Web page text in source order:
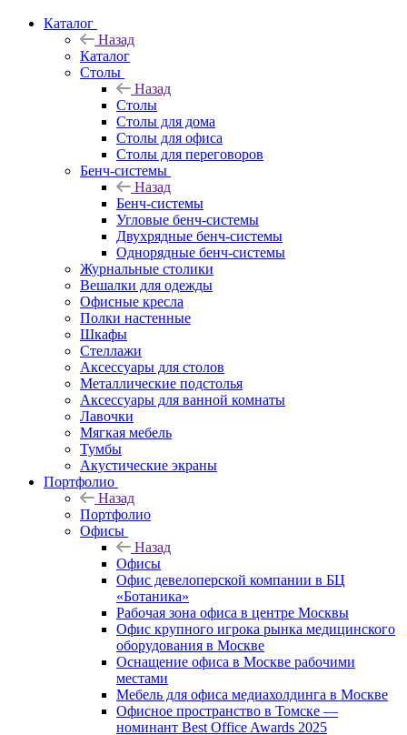
Каталог
Назад
Каталог
Столы
Назад
Столы
Столы для дома
Столы для офиса
Столы для переговоров
Бенч-системы
Назад
Бенч-системы
Угловые бенч-системы
Двухрядные бенч-системы
Однорядные бенч-системы
Журнальные столики
Вешалки для одежды
Офисные кресла
Полки настенные
Шкафы
Стеллажи
Аксессуары для столов
Металлические подстолья
Аксессуары для ванной комнаты
Лавочки
Мягкая мебель
Тумбы
Акустические экраны
Портфолио
Назад
Портфолио
Офисы
Назад
Офисы
Офис девелоперской компании в БЦ
«Ботаника»
Рабочая зона офиса в центре Москвы
Офис крупного игрока рынка медицинского
оборудования в Москве
Оснащение офиса в Москве рабочими
местами
Мебель для офиса медиахолдинга в Москве
Офисное пространство в Томске —
номинант Best Office Awards 2025